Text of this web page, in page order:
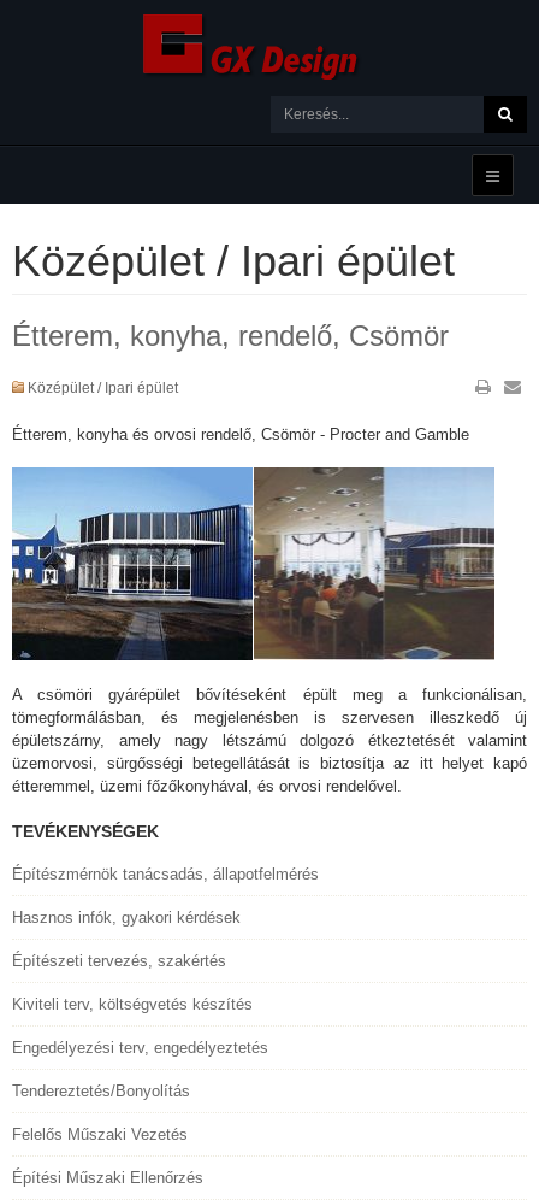
Középület / Ipari épület
Étterem, konyha, rendelő, Csömör
Középület / Ipari épület
Étterem, konyha és orvosi rendelő, Csömör - Procter and Gamble
A csömöri gyárépület bővítéseként épült meg a funkcionálisan,
tömegformálásban, és megjelenésben is szervesen illeszkedő új
épületszárny, amely nagy létszámú dolgozó étkeztetését valamint
üzemorvosi, sürgősségi betegellátását is biztosítja az itt helyet kapó
étteremmel, üzemi főzőkonyhával, és orvosi rendelővel.
TEVÉKENYSÉGEK
Építészmérnök tanácsadás, állapotfelmérés
Hasznos infók, gyakori kérdések
Építészeti tervezés, szakértés
Kiviteli terv, költségvetés készítés
Engedélyezési terv, engedélyeztetés
Tendereztetés/Bonyolítás
Felelős Műszaki Vezetés
Építési Műszaki Ellenőrzés